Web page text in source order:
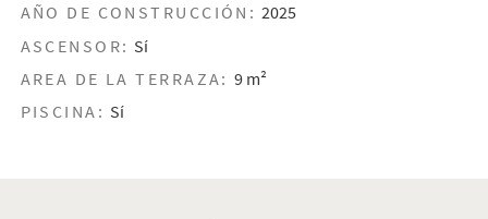
AÑO DE CONSTRUCCIÓN: 2025
ASCENSOR: Sí
AREA DE LA TERRAZA: 9 m²
PISCINA: Sí